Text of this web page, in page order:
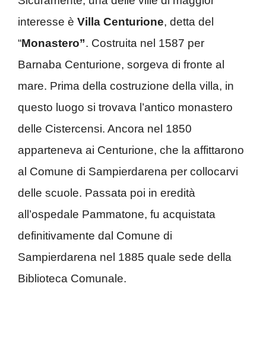
interesse è Villa Centurione, detta del
“Monastero”. Costruita nel 1587 per
Barnaba Centurione, sorgeva di fronte al
mare. Prima della costruzione della villa, in
questo luogo si trovava l’antico monastero
delle Cistercensi. Ancora nel 1850
apparteneva ai Centurione, che la affittarono
al Comune di Sampierdarena per collocarvi
delle scuole. Passata poi in eredità
all’ospedale Pammatone, fu acquistata
definitivamente dal Comune di
Sampierdarena nel 1885 quale sede della
Biblioteca Comunale.